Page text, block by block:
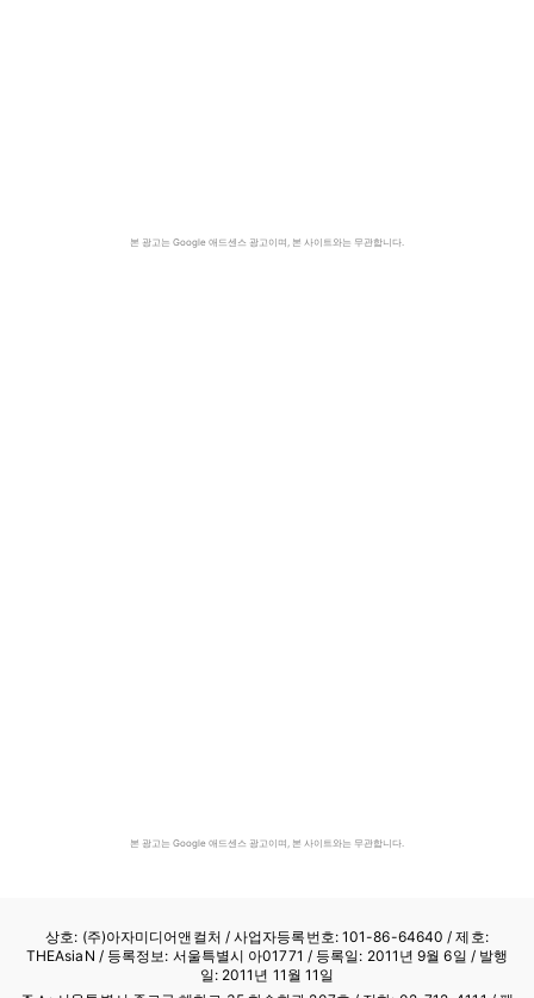
본 광고는 Google 애드센스 광고이며, 본 사이트와는 무관합니다.
본 광고는 Google 애드센스 광고이며, 본 사이트와는 무관합니다.
상호: (주)아자미디어앤컬처 /사업자등록번호: 101-86-64640 / 제호:
THEAsiaN / 등록정보: 서울특별시 아01771 / 등록일: 2011년 9월 6일 / 발행
일: 2011년 11월 11일